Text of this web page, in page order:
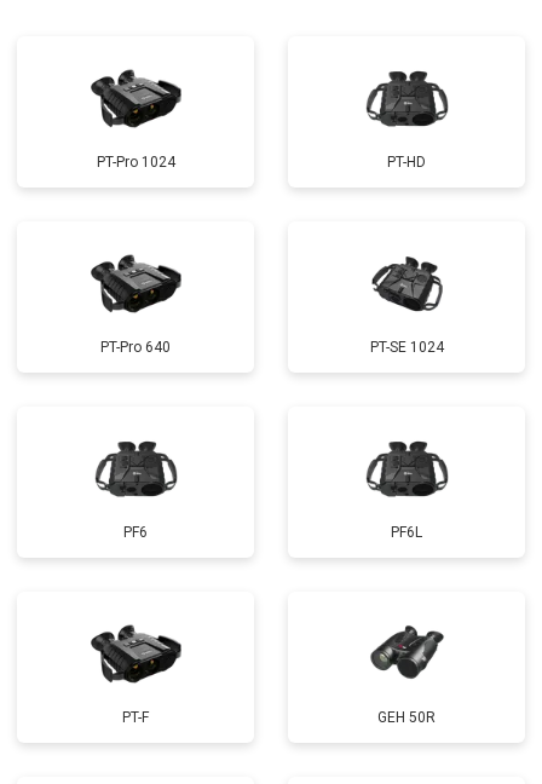
PT-Pro 1024 PT-HD
PT-Pro 640 PT-SE 1024
PF6 PF6L
PT-F GEH 50R